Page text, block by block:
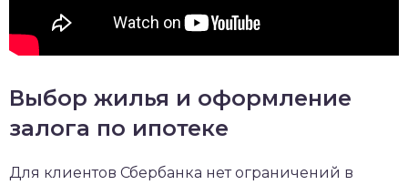
Выбор жилья и оформление
залога по ипотеке
Для клиентов Сбербанка нет ограничений в